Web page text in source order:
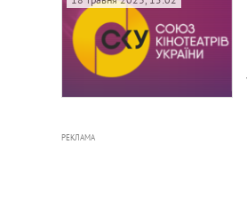
РЕКЛАМА